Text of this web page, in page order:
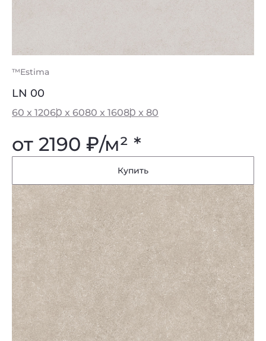
™Estima
LN 00
60 x 12060 x 6080 x 16080 x 80
от 2190 ₽/м² *
Купить